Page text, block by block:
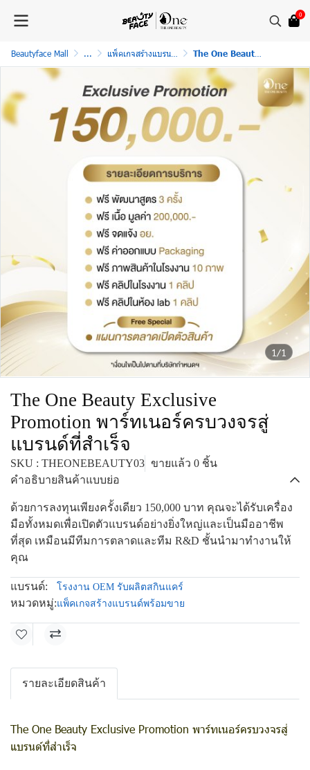
0
Beautyface Mall ... แพ็คเกจสร้างแบรนด์พร้อมขาย The One Beauty Exclusive Promotion พาร์ทเนอร์ครบวงจรสู่แบรนด์ที่สำเร็จ
1/1
The One Beauty Exclusive
Promotion พาร์ทเนอร์ครบวงจรสู่
แบรนด์ที่สำเร็จ
SKU : THEONEBEAUTY03 ขายแล้ว 0 ชิ้น
คำอธิบายสินค้าแบบย่อ
ด้วยการลงทุนเพียงครั้งเดียว 150,000 บาท คุณจะได้รับเครื่อง
มือทั้งหมดเพื่อเปิดตัวแบรนด์อย่างยิ่งใหญ่และเป็นมืออาชีพ
ที่สุด เหมือนมีทีมการตลาดและทีม R&D ชั้นนำมาทำงานให้
คุณ
แบรนด์: โรงงาน OEM รับผลิตสกินแคร์
หมวดหมู่:แพ็คเกจสร้างแบรนด์พร้อมขาย
รายละเอียดสินค้า
The One Beauty Exclusive Promotion พาร์ทเนอร์ครบวงจรสู่
แบรนด์ที่สำเร็จ